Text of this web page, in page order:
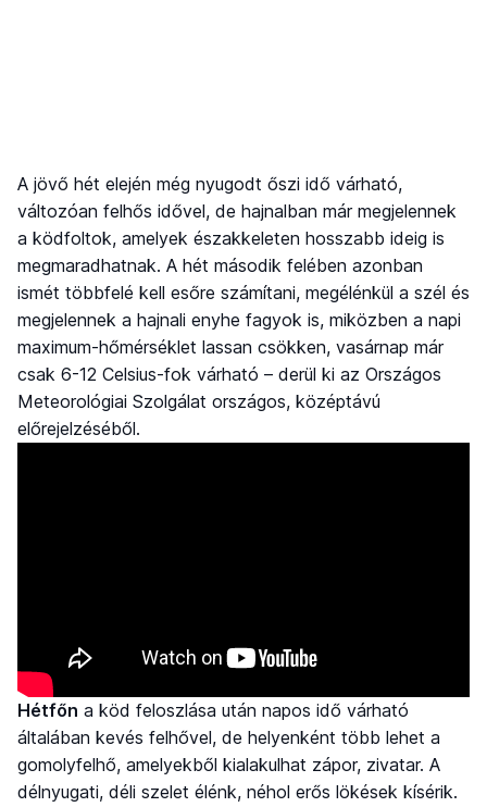
A jövő hét elején még nyugodt őszi idő várható,
változóan felhős idővel, de hajnalban már megjelennek
a ködfoltok, amelyek északkeleten hosszabb ideig is
megmaradhatnak. A hét második felében azonban
ismét többfelé kell esőre számítani, megélénkül a szél és
megjelennek a hajnali enyhe fagyok is, miközben a napi
maximum-hőmérséklet lassan csökken, vasárnap már
csak 6-12 Celsius-fok várható – derül ki az Országos
Meteorológiai Szolgálat országos, középtávú
előrejelzéséből.
Hétfőn a köd feloszlása után napos idő várható
általában kevés felhővel, de helyenként több lehet a
gomolyfelhő, amelyekből kialakulhat zápor, zivatar. A
délnyugati, déli szelet élénk, néhol erős lökések kísérik.